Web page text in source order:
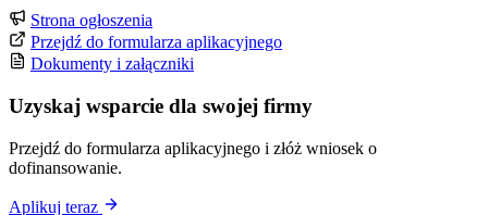
Strona ogłoszenia
Przejdź do formularza aplikacyjnego
Dokumenty i załączniki
Uzyskaj wsparcie dla swojej firmy
Przejdź do formularza aplikacyjnego i złóż wniosek o
dofinansowanie.
Aplikuj teraz